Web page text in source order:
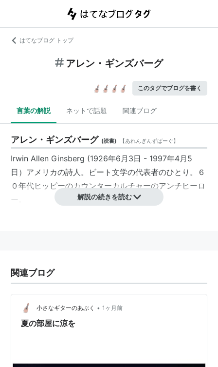
はてなブログ トップ
アレン・ギンズバーグ
このタグでブログを書く
言葉の解説 ネットで話題 関連ブログ
アレン・ギンズバーグ (読書) 【あれんぎんずばーぐ】
Irwin Allen Ginsberg (1926年6月3日 - 1997年4月5
日）アメリカの詩人。ビート文学の代表者のひとり。６
０年代ヒッピーのカウンターカルチャーのアンチヒーロ
ー。
解説の続きを読む
関連ブログ
小さなギターのあぶく • 1ヶ月前
夏の部屋に涼を